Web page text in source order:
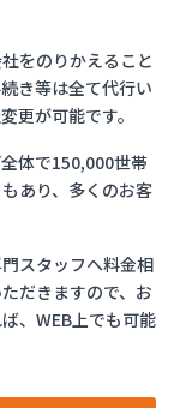
をのりかえること
き等は全て代行い
更が可能です。
体で150,000世帯
あり、多くのお客
スタッフへ料金相
だきますので、お
、WEB上でも可能